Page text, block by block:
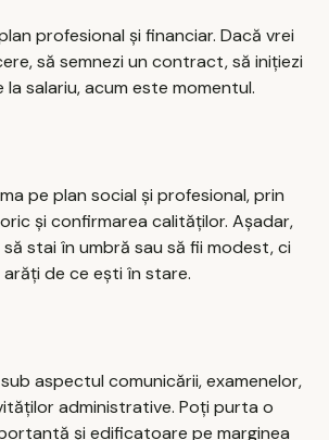
profesional și financiar. Dacă vrei
să semnezi un contract, să inițiezi
salariu, acum este momentul.
pe plan social și profesional, prin
și confirmarea calităților. Așadar,
stai în umbră sau să fii modest, ci
arăți de ce ești în stare.
aspectul comunicării, examenelor,
administrative. Poți purta o
și edificatoare pe marginea